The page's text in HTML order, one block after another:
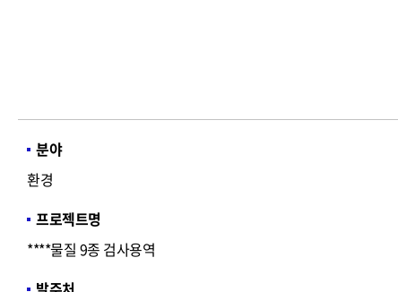
분야
환경
프로젝트명
****물질 9종 검사용역